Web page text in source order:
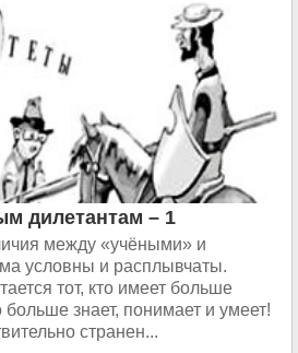
дилетантам – 1
между «учёными» и
условны и расплывчаты.
тот, кто имеет больше
больше знает, понимает и умеет!
странен...